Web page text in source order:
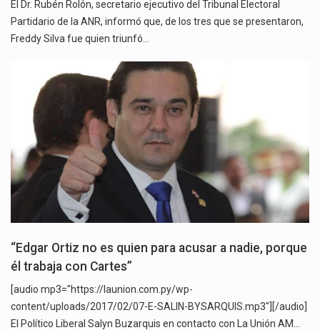
El Dr. Rubén Rolón, secretario ejecutivo del Tribunal Electoral
Partidario de la ANR, informó que, de los tres que se presentaron,
Freddy Silva fue quien triunfó…
“Edgar Ortiz no es quien para acusar a nadie, porque
él trabaja con Cartes”
[audio mp3="https://launion.com.py/wp-
content/uploads/2017/02/07-E-SALIN-BYSARQUIS.mp3"][/audio]
El Político Liberal Salyn Buzarquis en contacto con La Unión AM…